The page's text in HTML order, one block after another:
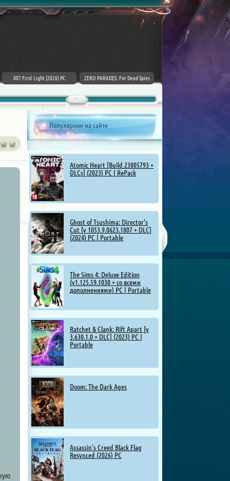
007 First Light (2026) PC
ZERO PARADES: For Dead Spies
Mount & Blade II: Bannerlord [v
Популярное на сайте
Atomic Heart [Build 23005793 +
DLCs] (2023) PC | RePack
Ghost of Tsushima: Director's
Cut [v 1053.9.0623.1807 + DLC]
(2024) PC | Portable
The Sims 4: Deluxe Edition
(v1.125.59.1030 + со всеми
дополнениями) PC | Portable
Ratchet & Clank: Rift Apart [v
3.630.1.0 + DLC] (2023) PC |
Portable
Doom: The Dark Ages
Assassin's Creed Black Flag
Resynced (2026) PC